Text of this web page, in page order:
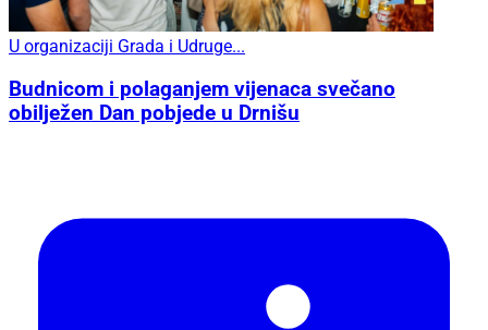
U organizaciji Grada i Udruge...
Budnicom i polaganjem vijenaca svečano
obilježen Dan pobjede u Drnišu